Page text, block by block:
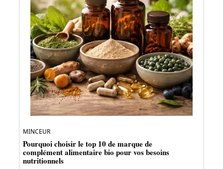
MINCEUR
Pourquoi choisir le top 10 de marque de
complément alimentaire bio pour vos besoins
nutritionnels